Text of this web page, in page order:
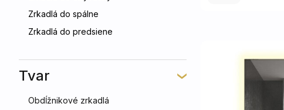
Zrkadlá do spálne
Zrkadlá do predsiene
Tvar
Obdĺžnikové zrkadlá